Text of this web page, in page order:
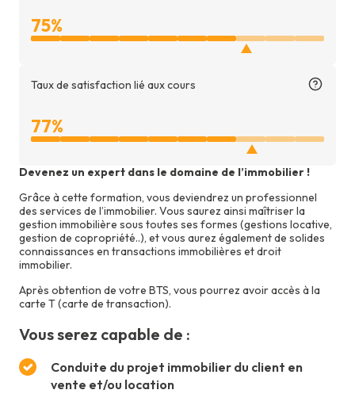
Devenez un expert dans le domaine de l’immobilier !
Grâce à cette formation, vous deviendrez un professionnel
des services de l’immobilier. Vous saurez ainsi maîtriser la
gestion immobilière sous toutes ses formes (gestions locative,
gestion de copropriété..), et vous aurez également de solides
connaissances en transactions immobilières et droit
immobilier.
Après obtention de votre BTS, vous pourrez avoir accès à la
carte T (carte de transaction).
Vous serez capable de :
Conduite du projet immobilier du client en
vente et/ou location
Taux
de
générale
75%
Taux de satisfaction lié aux cours
Taux
de
satisfaction
aux
cours
77%